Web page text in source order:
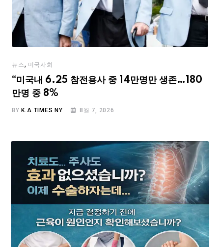
뉴스, 미국사회
“미국내 6.25 참전용사 중 14만명만 생존…180
만명 중 8%
BY K.A TIMES NY 8월 7, 2026